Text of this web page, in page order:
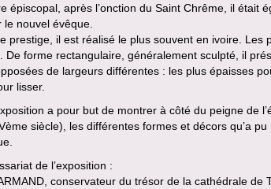
épiscopal, après l’onction du Saint Chrême, il était
le nouvel évêque.
prestige, il est réalisé le plus souvent en ivoire. Les
De forme rectangulaire, généralement sculpté, il
de largeurs différentes : les plus épaisses
lisser.
a pour but de montrer à côté du peigne de
siècle), les différentes formes et décors qu’a
de l’exposition :
conservateur du trésor de la cathédrale de